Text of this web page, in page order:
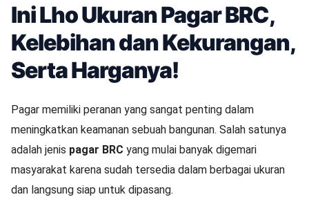
Ini Lho Ukuran Pagar BRC,
Kelebihan dan Kekurangan,
Serta Harganya!
Pagar memiliki peranan yang sangat penting dalam
meningkatkan keamanan sebuah bangunan. Salah satunya
adalah jenis pagar BRC yang mulai banyak digemari
masyarakat karena sudah tersedia dalam berbagai ukuran
dan langsung siap untuk dipasang.